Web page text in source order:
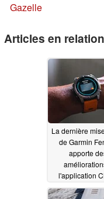
Gazelle
Articles en relation
La dernière
de Garmin
apporte
l'application
d'autres